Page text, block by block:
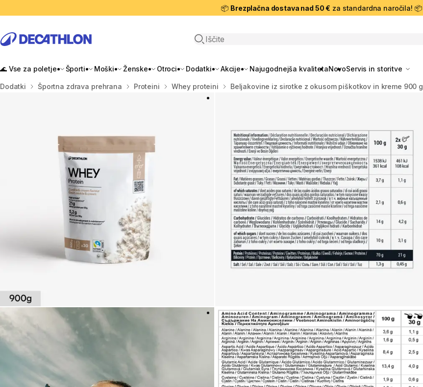
📦 Brezplačna dostava nad 50 € za standardna naročila! 📦
Odpri iskanje
🌊 Vse za poletje Športi Moški Ženske Otroci Dodatki Akcije Najugodnejša kvalitetaNovoServis in storitve
Domov
Dodatki Športna zdrava prehrana Proteini Whey proteini Beljakovine iz sirotke z okusom piškotkov in kreme 900 g